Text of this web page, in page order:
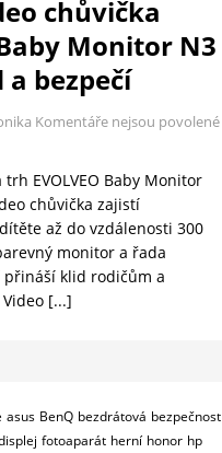
chůvička
Baby Monitor N3
bezpečí
Komentáře nejsou povolené
trh EVOLVEO Baby Monitor
chůvička zajistí
až do vzdálenosti 300
monitor a řada
klid rodičům a
[...]
asus BenQ bezdrátová bezpečnost
fotoaparát herní honor hp